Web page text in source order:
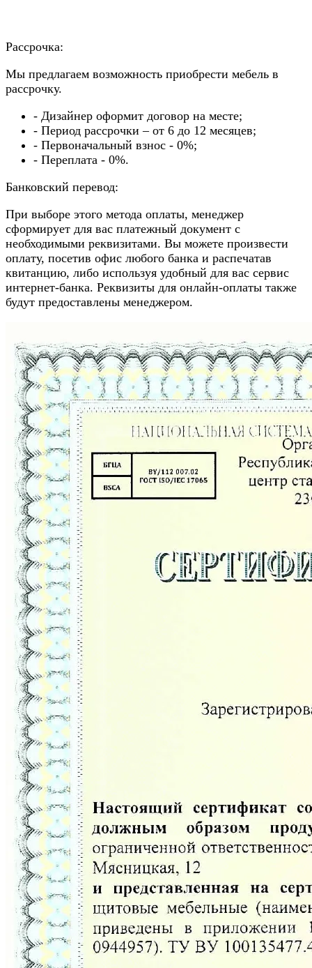
Рассрочка:
Мы предлагаем возможность приобрести мебель в
рассрочку.
- Дизайнер оформит договор на месте;
- Период рассрочки – от 6 до 12 месяцев;
- Первоначальный взнос - 0%;
- Переплата - 0%.
Банковский перевод:
При выборе этого метода оплаты, менеджер
сформирует для вас платежный документ с
необходимыми реквизитами. Вы можете произвести
оплату, посетив офис любого банка и распечатав
квитанцию, либо используя удобный для вас сервис
интернет-банка. Реквизиты для онлайн-оплаты также
будут предоставлены менеджером.